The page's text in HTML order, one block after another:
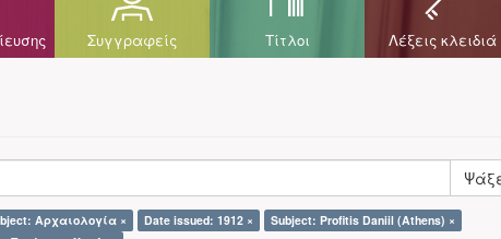
Συγγραφείς Τίτλοι Λέξεις κλειδιά
Αρχαιολογία × Date issued: 1912 ×
Subject: Profitis Daniil (Athens) ×